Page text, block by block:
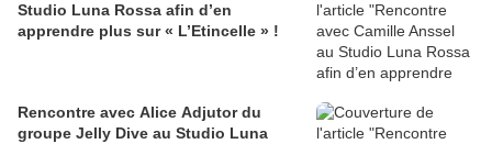
Studio Luna Rossa afin d’en
apprendre plus sur « L’Etincelle » !
Rencontre avec Alice Adjutor du
groupe Jelly Dive au Studio Luna